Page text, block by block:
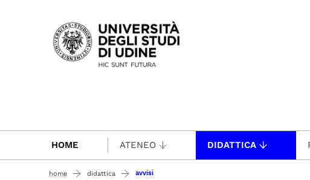
Passa al contenuto principale
HOME ATENEO DIDATTICA
home didattica avvisi